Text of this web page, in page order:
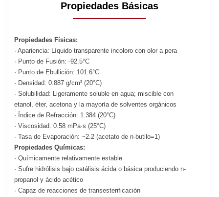
Propiedades Básicas
Propiedades Físicas:
· Apariencia: Líquido transparente incoloro con olor a pera
· Punto de Fusión: -92.5°C
· Punto de Ebullición: 101.6°C
· Densidad: 0.887 g/cm³ (20°C)
· Solubilidad: Ligeramente soluble en agua; miscible con
etanol, éter, acetona y la mayoría de solventes orgánicos
· Índice de Refracción: 1.384 (20°C)
· Viscosidad: 0.58 mPa·s (25°C)
· Tasa de Evaporación: ~2.2 (acetato de n-butilo=1)
Propiedades Químicas:
· Químicamente relativamente estable
· Sufre hidrólisis bajo catálisis ácida o básica produciendo n-
propanol y ácido acético
· Capaz de reacciones de transesterificación